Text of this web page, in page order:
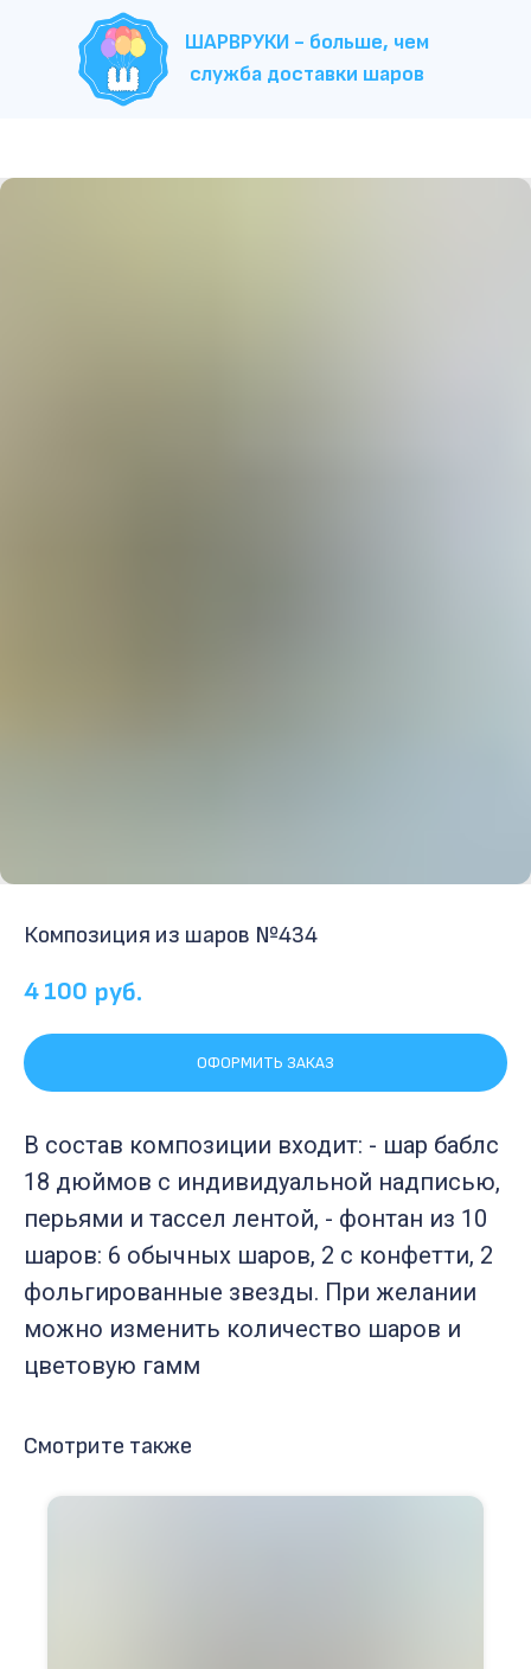
ШАРВРУКИ - больше, чем
служба доставки шаров
Композиция из шаров №434
4 100 руб.
ОФОРМИТЬ ЗАКАЗ
В состав композиции входит: - шар баблс
18 дюймов с индивидуальной надписью,
перьями и тассел лентой, - фонтан из 10
шаров: 6 обычных шаров, 2 с конфетти, 2
фольгированные звезды. При желании
можно изменить количество шаров и
цветовую гамм
Смотрите также